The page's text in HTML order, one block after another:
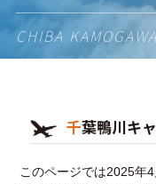
CHIBA
千葉鴨川キ
このページでは2025年